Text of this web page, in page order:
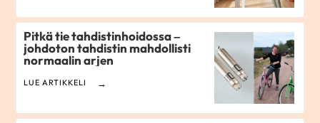
Pitkä tie tahdistinhoidossa –
johdoton tahdistin mahdollisti
normaalin arjen
LUE ARTIKKELI